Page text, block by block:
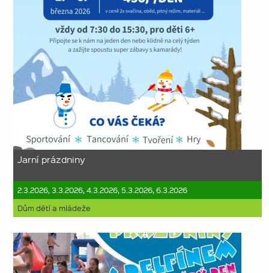
Jarní prázdniny
2.3.2026, 3.3.2026, 4.3.2026, 5.3.2026, 6.3.2026
Dům dětí a mládeže